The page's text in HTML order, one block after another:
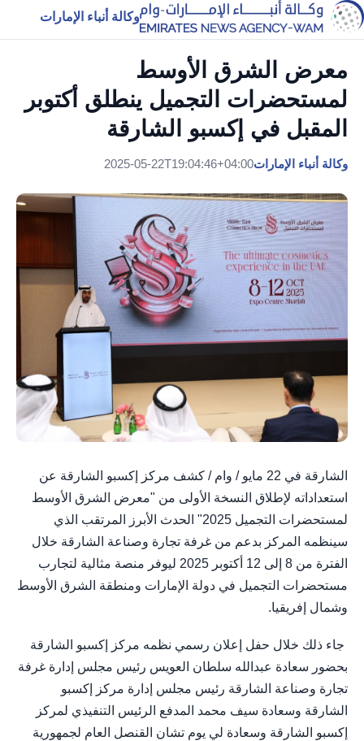
وكالة أنباء الإمارات
معرض الشرق الأوسط
لمستحضرات التجميل ينطلق أكتوبر
المقبل في إكسبو الشارقة
وكالة أنباء الإمارات2025-05-22T19:04:46+04:00
الشارقة في 22 مايو / وام / كشف مركز إكسبو الشارقة عن
استعداداته لإطلاق النسخة الأولى من "معرض الشرق الأوسط
لمستحضرات التجميل 2025" الحدث الأبرز المرتقب الذي
سينظمه المركز بدعم من غرفة تجارة وصناعة الشارقة خلال
الفترة من 8 إلى 12 أكتوبر 2025 ليوفر منصة مثالية لتجارب
مستحضرات التجميل في دولة الإمارات ومنطقة الشرق الأوسط
وشمال إفريقيا.
جاء ذلك خلال حفل إعلان رسمي نظمه مركز إكسبو الشارقة
بحضور سعادة عبدالله سلطان العويس رئيس مجلس إدارة غرفة
تجارة وصناعة الشارقة رئيس مجلس إدارة مركز إكسبو
الشارقة وسعادة سيف محمد المدفع الرئيس التنفيذي لمركز
إكسبو الشارقة وسعادة لي يوم تشان القنصل العام لجمهورية